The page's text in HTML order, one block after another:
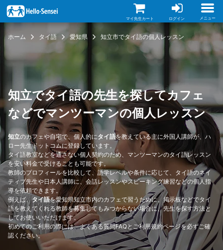
イ
ン
コ
テ
に
マイ先生カート ログイン メニュー
ホーム タイ語 愛知県 知立市でタイ語の個人レッスン
知立でタイ語の先生を探してカフェ
などでマンツーマンの個人レッスン
知立のカフェや自宅で、個人的にタイ語を教えている主に外国人講師が、ハ
ロー先生ドットコムに登録しています。
タイ語教室などを通さない個人契約のため、マンツーマンのタイ語レッスン
を安い料金で受けることも可能です。
教師のプロフィールを比較して、語学レベルや条件に応じて、タイ語のネイ
ティブ先生や日本人講師に、会話レッスンやスピーキング練習などの個人指
導を依頼できます。
例えば、タイ語を愛知県知立市内のカフェで習うために、掲示板などでタイ
語を教えてくれる教師を募集してもみつからない場合に、先生を探す方法と
してお使いいただけます。
初めてのご利用の際には、よくある質問FAQと ご利用規約ページを必ずご確
認ください。